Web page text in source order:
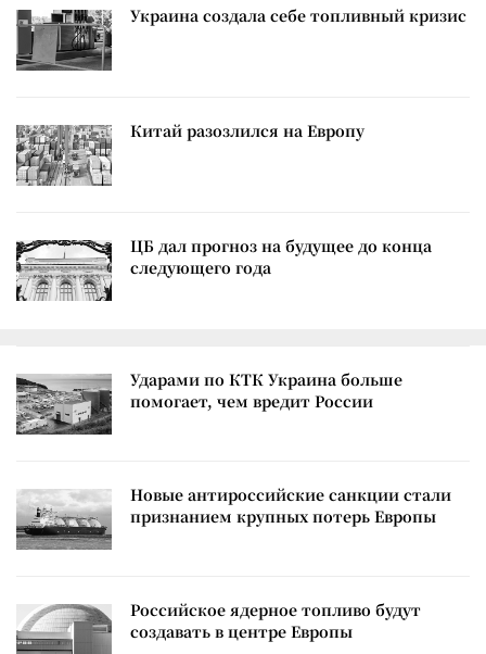
Украина создала себе топливный кризис
Китай разозлился на Европу
ЦБ дал прогноз на будущее до конца
следующего года
Ударами по КТК Украина больше
помогает, чем вредит России
Новые антироссийские санкции стали
признанием крупных потерь Европы
Российское ядерное топливо будут
создавать в центре Европы